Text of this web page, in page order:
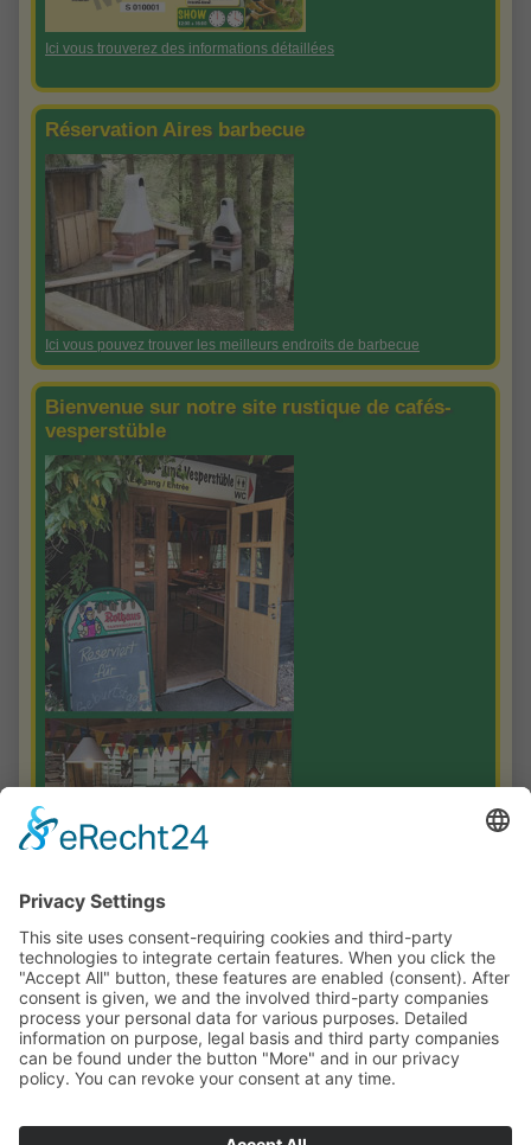
Ici vous trouverez des informations détaillées
Réservation Aires barbecue
Ici vous pouvez trouver les meilleurs endroits de barbecue
Bienvenue sur notre site rustique de cafés-
vesperstüble
Nous vous offrons pour les heureux Des heures dans une ambiance
chaleureuse pour environ 80 à 100 personnes.
Sur demande avec service après-vente. Le Vogelpark Steinen est un
must pour les groupes qui voyagent en Forêt-Noire. Notre offre
comprend un tarif d'entrée réduit pour les groupes de 15 adultes